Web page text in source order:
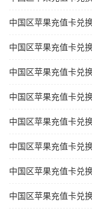
中国区苹果充值卡兑
中国区苹果充值卡兑
中国区苹果充值卡兑
中国区苹果充值卡兑
中国区苹果充值卡兑
中国区苹果充值卡兑
中国区苹果充值卡兑
中国区苹果充值卡兑